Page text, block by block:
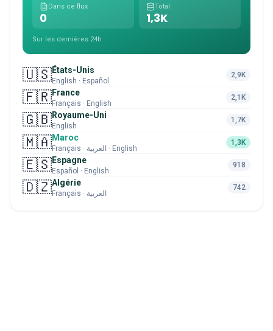
Dans ce flux
0
Total
1,3K
Sur les dernières 24h
🇺🇸États-Unis
English · Español
2,9K
🇫🇷France
Français · English
2,1K
🇬🇧Royaume-Uni
English
1,7K
🇲🇦Maroc
Français · العربية · English
1,3K
🇪🇸Espagne
Español · English
918
🇩🇿Algérie
Français · العربية
742